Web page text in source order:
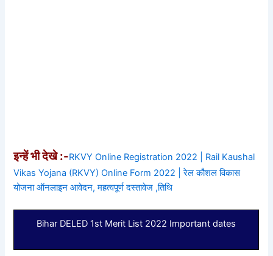
इन्हें भी देखे :-RKVY Online Registration 2022 | Rail Kaushal
Vikas Yojana (RKVY) Online Form 2022 | रेल कौशल विकास
योजना ऑनलाइन आवेदन, महत्वपूर्ण दस्तावेज ,तिथि
Bihar DELED 1st Merit List 2022 Important dates